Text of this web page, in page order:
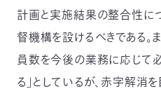
計画と実施結果の整合性に
督機構を設けるべきである。
員数を今後の業務に応じて
る」としているが、赤字解